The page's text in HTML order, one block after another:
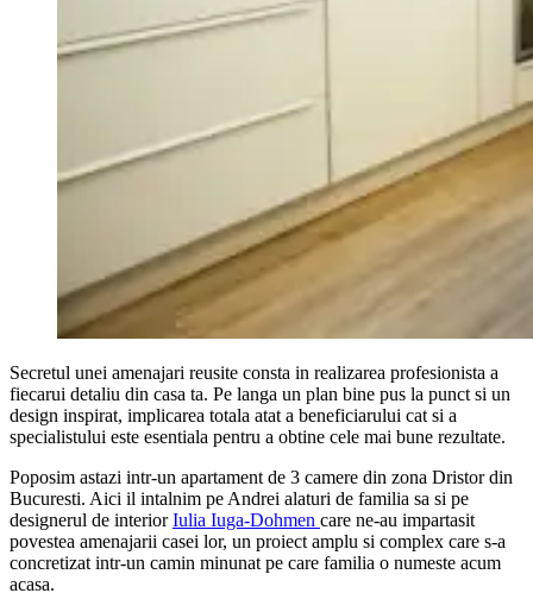
Secretul unei amenajari reusite consta in realizarea profesionista a
fiecarui detaliu din casa ta. Pe langa un plan bine pus la punct si un
design inspirat, implicarea totala atat a beneficiarului cat si a
specialistului este esentiala pentru a obtine cele mai bune rezultate.
Poposim astazi intr-un apartament de 3 camere din zona Dristor din
Bucuresti. Aici il intalnim pe Andrei alaturi de familia sa si pe
designerul de interiorIulia Iuga-Dohmen care ne-au impartasit
povestea amenajarii casei lor, un proiect amplu si complex care s-a
concretizat intr-un camin minunat pe care familia o numeste acum
acasa.